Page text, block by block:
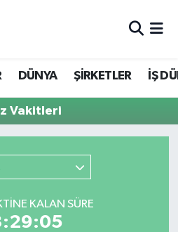
DÜNYA ŞİRKETLER İŞ
Vakitleri
KALAN SÜRE
ve Fikstür